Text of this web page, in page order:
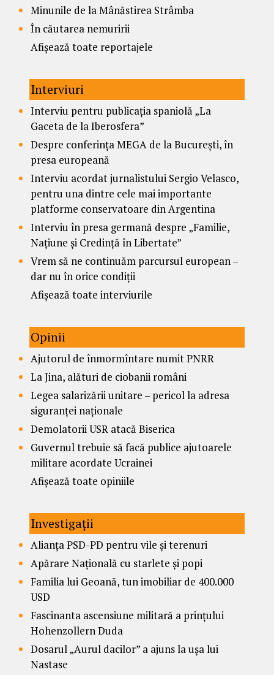
Minunile de la Mânăstirea Strâmba
În căutarea nemuririi
Afișează toate reportajele
Interviuri
Interviu pentru publicația spaniolă „La
Gaceta de la Iberosfera”
Despre conferința MEGA de la București, în
presa europeană
Interviu acordat jurnalistului Sergio Velasco,
pentru una dintre cele mai importante
platforme conservatoare din Argentina
Interviu în presa germană despre „Familie,
Națiune și Credință în Libertate”
Vrem să ne continuăm parcursul european –
dar nu în orice condiții
Afișează toate interviurile
Opinii
Ajutorul de înmormîntare numit PNRR
La Jina, alături de ciobanii români
Legea salarizării unitare – pericol la adresa
siguranței naționale
Demolatorii USR atacă Biserica
Guvernul trebuie să facă publice ajutoarele
militare acordate Ucrainei
Afișează toate opiniile
Investigații
Alianța PSD-PD pentru vile și terenuri
Apărare Națională cu starlete și popi
Familia lui Geoană, tun imobiliar de 400.000
USD
Fascinanta ascensiune militară a prințului
Hohenzollern Duda
Dosarul „Aurul dacilor” a ajuns la ușa lui
Nastase